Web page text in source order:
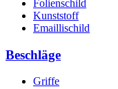
Folienschild
Kunststoff
Emaillischild
Beschläge
Griffe